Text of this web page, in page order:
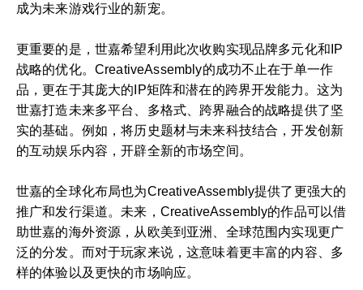
成为未来游戏行业的新宠。
更重要的是，世嘉希望利用此次收购实现品牌多元化和IP
战略的优化。CreativeAssembly的成功不止在于单一作
品，更在于其庞大的IP矩阵和潜在的跨界开发能力。这为
世嘉打造未来多平台、多格式、跨界融合的战略提供了坚
实的基础。例如，将历史题材与未来科技结合，开发创新
的互动娱乐内容，开辟全新的市场空间。
世嘉的全球化布局也为CreativeAssembly提供了更强大的
推广和发行渠道。未来，CreativeAssembly的作品可以借
助世嘉的海外资源，从欧美到亚洲、全球范围内实现更广
泛的分发。而对于玩家来说，这意味着更丰富的内容、多
样的体验以及更快的市场响应。